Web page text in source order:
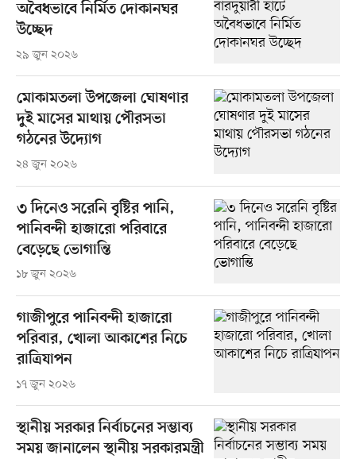
অবৈধভাবে নির্মিত দোকানঘর
উচ্ছেদ
২৯ জুন ২০২৬
মোকামতলা উপজেলা ঘোষণার
দুই মাসের মাথায় পৌরসভা
গঠনের উদ্যোগ
২৪ জুন ২০২৬
৩ দিনেও সরেনি বৃষ্টির পানি,
পানিবন্দী হাজারো পরিবারে
বেড়েছে ভোগান্তি
১৮ জুন ২০২৬
গাজীপুরে পানিবন্দী হাজারো
পরিবার, খোলা আকাশের নিচে
রাত্রিযাপন
১৭ জুন ২০২৬
স্থানীয় সরকার নির্বাচনের সম্ভাব্য
সময় জানালেন স্থানীয় সরকারমন্ত্রী